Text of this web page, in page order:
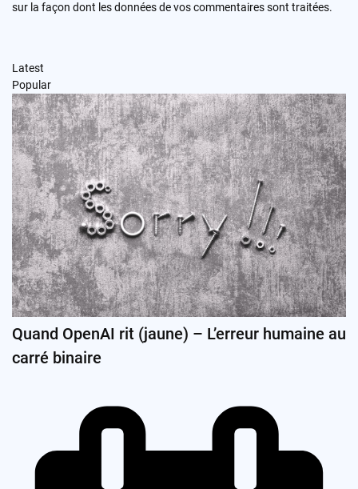
sur la façon dont les données de vos commentaires sont traitées.
Latest
Popular
Quand OpenAI rit (jaune) – L’erreur humaine au
carré binaire